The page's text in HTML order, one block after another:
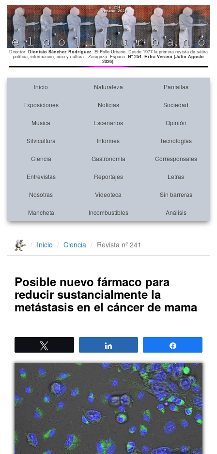
Director: Dionisio Sánchez Rodríguez. El Pollo Urbano. Desde 1977 la primera revista de sátira
política, información, ocio y cultura . Zaragoza. España. Nº 254. Extra Verano (Julio Agosto
2026).
Inicio Naturaleza Pantallas
Exposiciones Noticias Sociedad
Música Escenarios Opinión
Silvicultura Informes Tecnologías
Ciencia Gastronomía Corresponsales
Entrevistas Reportajes Letras
Nosotras Videoteca Sin barreras
Mancheta Incombustibles Análisis
Inicio Ciencia Revista nº 241
Posible nuevo fármaco para
reducir sustancialmente la
metástasis en el cáncer de mama